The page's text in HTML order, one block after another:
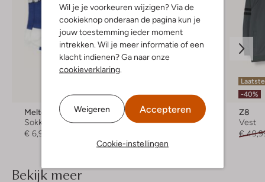
Wil je je voorkeuren wijzigen? Via de
cookieknop onderaan de pagina kun je
jouw toestemming ieder moment
intrekken. Wil je meer informatie of een
klacht indienen? Ga naar onze
cookieverklaring.
Weigeren Accepteren
Cookie-instellingen
Melton
Sokken
€ 6,99
-20%
Ugg
Handschoenen
-40%
Z8
Vest
€
Bekijk meer